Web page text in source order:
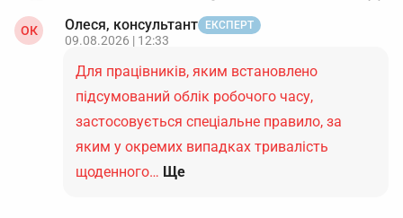
ОК Олеся, консультант ЕКСПЕРТ
09.08.2026 | 12:33
Для працівників, яким встановлено
підсумований облік робочого часу,
застосовується спеціальне правило, за
яким у окремих випадках тривалість
щоденного… Ще